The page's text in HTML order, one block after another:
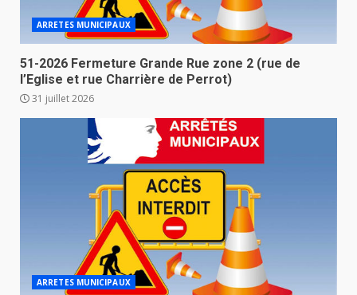
ARRETES MUNICIPAUX
51-2026 Fermeture Grande Rue zone 2 (rue de
l’Eglise et rue Charrière de Perrot)
31 juillet 2026
ARRETES MUNICIPAUX